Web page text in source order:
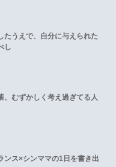
たうえで、自分に与えられた
し
、むずかしく考え過ぎてる人
ンス×シンママの1日を書き出